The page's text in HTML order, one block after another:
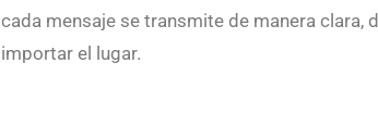
cada mensaje se transmite de manera clara,
importar el lugar.